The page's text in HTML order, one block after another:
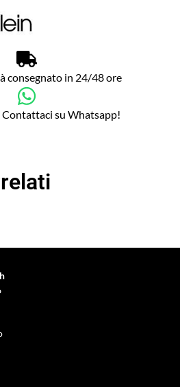
consegnato in 24/48 ore
Contattaci su Whatsapp!